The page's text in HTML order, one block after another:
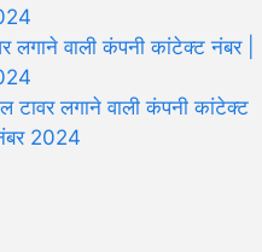
लगाने वाली कंपनी कांटेक्ट नंबर |
टावर लगाने वाली कंपनी कांटेक्ट
2024